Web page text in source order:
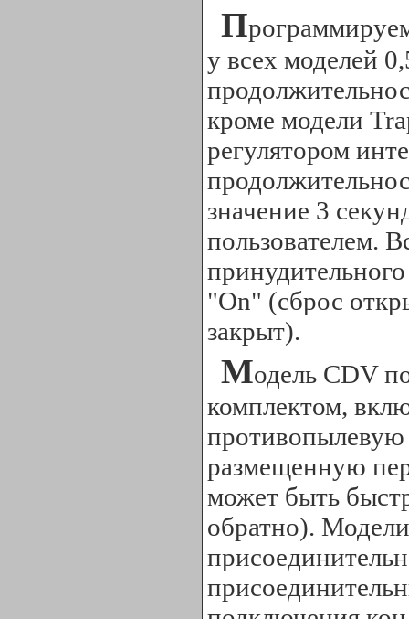
П
у всех моделей
кроме модели
регулятором
значение 3
пользователем.
"On" (сброс
закрыт).
Модель CDV
комплектом,
противопылевую
размещенную
может быть
обратно).